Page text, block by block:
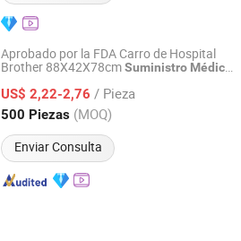
Aprobado por la FDA Carro de Hospital
Brother 88X42X78cmSuministro Médico
US$ 2,22-2,76 / Pieza
500 Piezas (MOQ)
Enviar Consulta
Desde 2023